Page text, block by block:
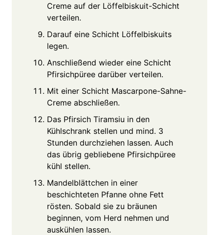
Creme auf der Löffelbiskuit-Schicht
verteilen.
Darauf eine Schicht Löffelbiskuits
legen.
Anschließend wieder eine Schicht
Pfirsichpüree darüber verteilen.
Mit einer Schicht Mascarpone-Sahne-
Creme abschließen.
Das Pfirsich Tiramsiu in den
Kühlschrank stellen und mind. 3
Stunden durchziehen lassen. Auch
das übrig gebliebene Pfirsichpüree
kühl stellen.
Mandelblättchen in einer
beschichteten Pfanne ohne Fett
rösten. Sobald sie zu bräunen
beginnen, vom Herd nehmen und
auskühlen lassen.